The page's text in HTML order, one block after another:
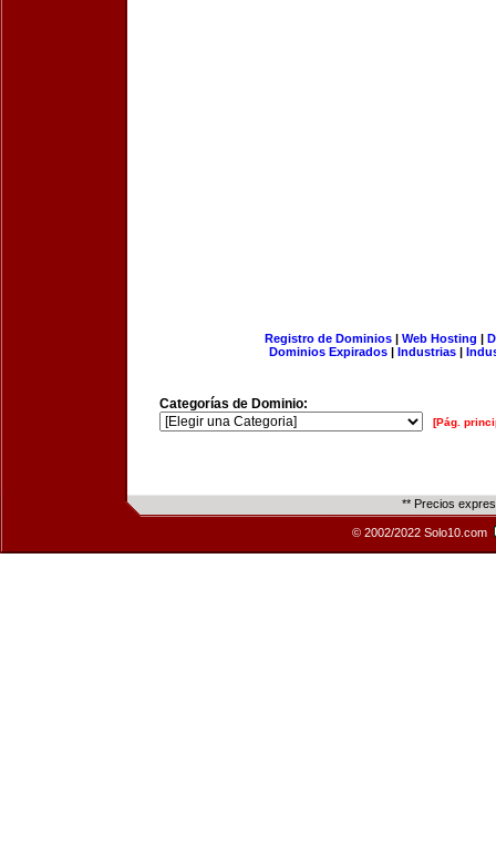
Registro de Dominios| Web Hosting |
Dominios Expirados | Industrias |
Categorías de Dominio:
[Pág.
** Precios
© 2002/2022 Solo10.com